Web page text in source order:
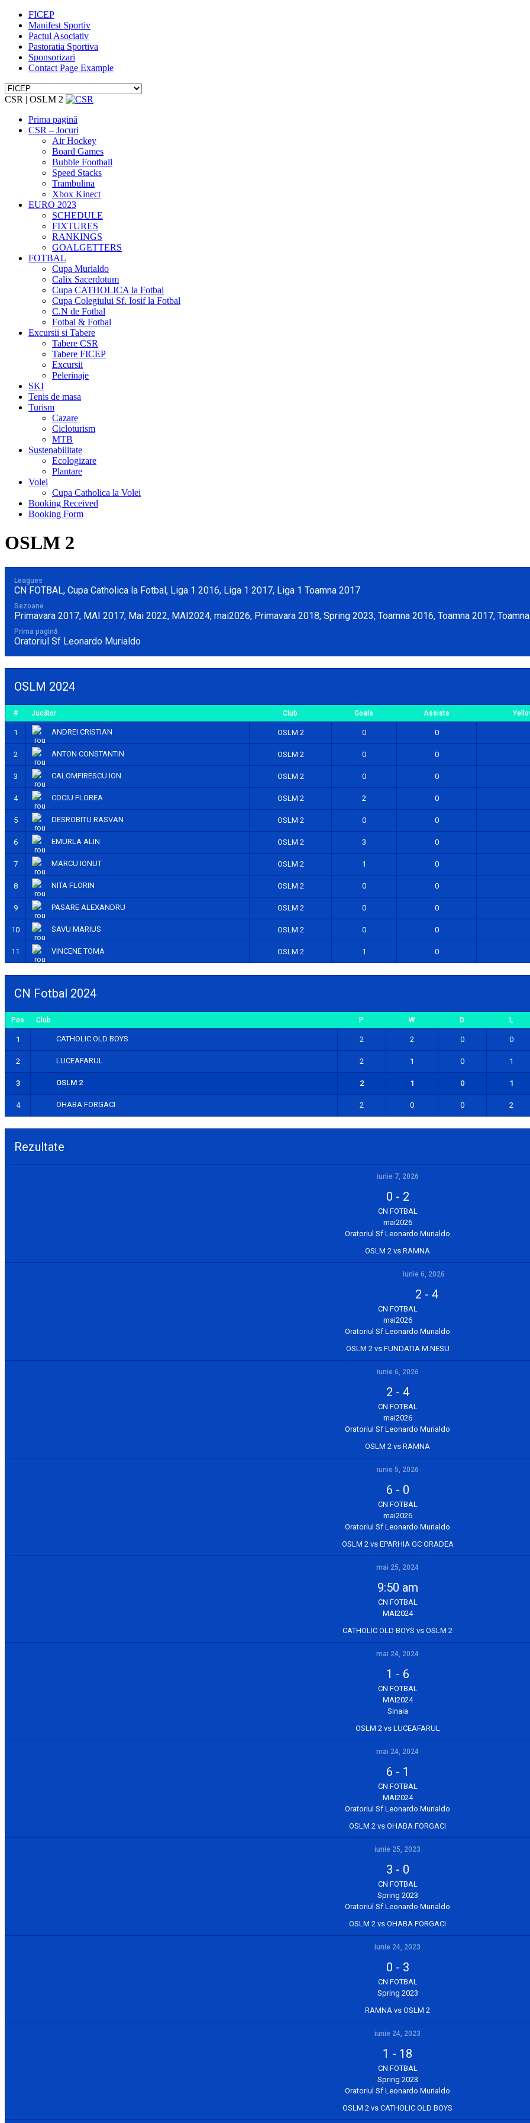
FICEP
Manifest Sportiv
Pactul Asociativ
Pastoratia Sportiva
Sponsorizari
Contact Page Example
CSR | OSLM 2
Prima pagină
CSR – Jocuri
Air Hockey
Board Games
Bubble Football
Speed Stacks
Trambulina
Xbox Kinect
EURO 2023
SCHEDULE
FIXTURES
RANKINGS
GOALGETTERS
FOTBAL
Cupa Murialdo
Calix Sacerdotum
Cupa CATHOLICA la Fotbal
Cupa Colegiului Sf. Iosif la Fotbal
C.N de Fotbal
Fotbal & Fotbal
Excursii si Tabere
Tabere CSR
Tabere FICEP
Excursii
Pelerinaje
SKI
Tenis de masa
Turism
Cazare
Cicloturism
MTB
Sustenabilitate
Ecologizare
Plantare
Volei
Cupa Catholica la Volei
Booking Received
Booking Form
OSLM 2
Leagues
CN FOTBAL, Cupa Catholica la Fotbal, Liga 1 2016, Liga 1 2017, Liga 1 Toamna 2017
Sezoane
Primavara 2017, MAI 2017, Mai 2022, MAI2024, mai2026, Primavara 2018, Spring 2023, Toamna 2016, Toamna 2017,
Prima pagină
Oratoriul Sf Leonardo Murialdo
OSLM 2024
# Jucător Club Goals Assists
1 ANDREI CRISTIAN OSLM 2 0 0
2 ANTON CONSTANTIN OSLM 2 0 0
3 CALOMFIRESCU ION OSLM 2 0 0
4 COCIU FLOREA OSLM 2 2 0
5 DESROBITU RASVAN OSLM 2 0 0
6 EMURLA ALIN OSLM 2 3 0
7 MARCU IONUT OSLM 2 1 0
8 NITA FLORIN OSLM 2 0 0
9 PASARE ALEXANDRU OSLM 2 0 0
10 SAVU MARIUS OSLM 2 0 0
11 VINCENE TOMA OSLM 2 1 0
CN Fotbal 2024
Pos Club P W D L
1 CATHOLIC OLD BOYS 2 2 0 0
2 LUCEAFARUL 2 1 0 1
3 OSLM 2 2 1 0 1
4 OHABA FORGACI 2 0 0 2
Rezultate
iunie 7, 2026
0 - 2
CN FOTBAL
mai2026
Oratoriul Sf Leonardo Murialdo
OSLM 2 vs RAMNA
iunie 6, 2026
2 - 4
CN FOTBAL
mai2026
Oratoriul Sf Leonardo Murialdo
OSLM 2 vs FUNDATIA M.NESU
iunie 6, 2026
2 - 4
CN FOTBAL
mai2026
Oratoriul Sf Leonardo Murialdo
OSLM 2 vs RAMNA
iunie 5, 2026
6 - 0
CN FOTBAL
mai2026
Oratoriul Sf Leonardo Murialdo
OSLM 2 vs EPARHIA GC ORADEA
mai 25, 2024
9:50 am
CN FOTBAL
MAI2024
CATHOLIC OLD BOYS vs OSLM 2
mai 24, 2024
1 - 6
CN FOTBAL
MAI2024
Sinaia
OSLM 2 vs LUCEAFARUL
mai 24, 2024
6 - 1
CN FOTBAL
MAI2024
Oratoriul Sf Leonardo Murialdo
OSLM 2 vs OHABA FORGACI
iunie 25, 2023
3 - 0
CN FOTBAL
Spring 2023
Oratoriul Sf Leonardo Murialdo
OSLM 2 vs OHABA FORGACI
iunie 24, 2023
0 - 3
CN FOTBAL
Spring 2023
RAMNA vs OSLM 2
iunie 24, 2023
1 - 18
CN FOTBAL
Spring 2023
Oratoriul Sf Leonardo Murialdo
OSLM 2 vs CATHOLIC OLD BOYS